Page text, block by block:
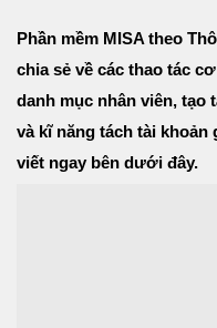
Phần mềm MISA theo
chia sẻ về các thao tác
danh mục nhân viên, tạo
và kĩ năng tách tài khoản
viết ngay bên dưới đây.